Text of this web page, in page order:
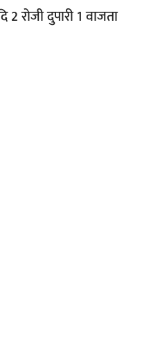
रोजी दुपारी 1 वाजता